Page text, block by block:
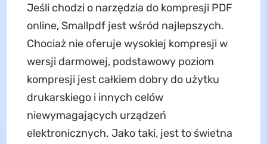
Jeśli chodzi o narzędzia do kompresji PDF
online, Smallpdf jest wśród najlepszych.
Chociaż nie oferuje wysokiej kompresji w
wersji darmowej, podstawowy poziom
kompresji jest całkiem dobry do użytku
drukarskiego i innych celów
niewymagających urządzeń
elektronicznych. Jako taki, jest to świetna